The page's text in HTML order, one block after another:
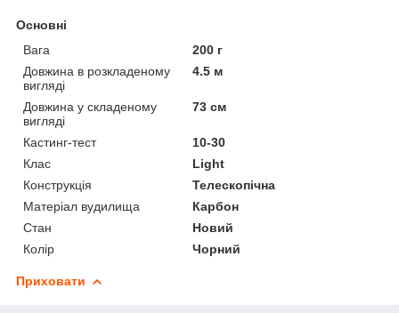
Основні
Вага
200 г
Довжина в розкладеному
вигляді
4.5 м
Довжина у складеному
вигляді
73 см
Кастинг-тест
10-30
Клас
Light
Конструкція
Телескопічна
Матеріал вудилища
Карбон
Стан
Новий
Колір
Чорний
Приховати